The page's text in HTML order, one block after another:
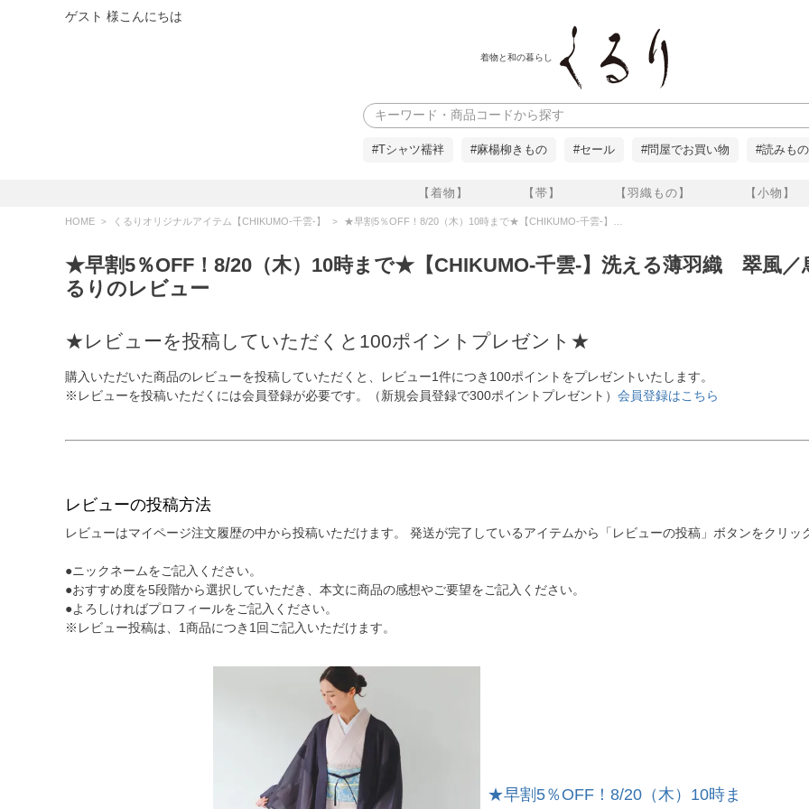
ゲスト 様こんにちは
着物と和の暮らし
【着物】 【帯】 【羽織もの】 【小物】
検索
#Tシャツ襦袢 #麻楊柳きもの #セール #問屋でお買い物 #読みもの
HOME くるりオリジナルアイテム【CHIKUMO-千雲-】 ★早割5％OFF！8/20（木）10時まで★【CHIKUMO-千雲-】洗える薄羽織 翠風／烏羽色 くるりのレビュー
★早割5％OFF！8/20（木）10時まで★【CHIKUMO-千雲-】洗える薄羽織 翠風／
るりのレビュー
★レビューを投稿していただくと100ポイントプレゼント★
購入いただいた商品のレビューを投稿していただくと、レビュー1件につき100ポイントをプレゼントいたします。
※レビューを投稿いただくには会員登録が必要です。（新規会員登録で300ポイントプレゼント） 会員登録はこちら
レビューの投稿方法
レビューはマイページ注文履歴の中から投稿いただけます。 発送が完了しているアイテムから「レビューの投稿」ボタンをクリッ
●ニックネームをご記入ください。
●おすすめ度を5段階から選択していただき、本文に商品の感想やご要望をご記入ください。
●よろしければプロフィールをご記入ください。
※レビュー投稿は、1商品につき1回ご記入いただけます。
★早割5％OFF！8/20（木）10時ま